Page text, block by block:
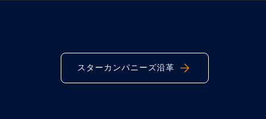
スターカンパニーズ沿革